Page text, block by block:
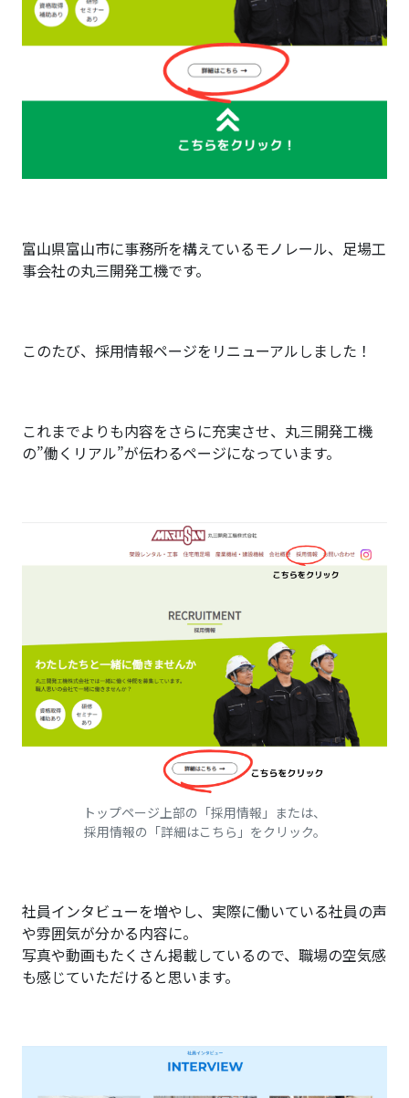
富山県富山市に事務所を構えているモノレール、足場工
事会社の丸三開発工機です。
このたび、採用情報ページをリニューアルしました！
これまでよりも内容をさらに充実させ、丸三開発工機
の”働くリアル”が伝わるページになっています。
トップページ上部の「採用情報」または、
採用情報の「詳細はこちら」をクリック。
社員インタビューを増やし、実際に働いている社員の声
や雰囲気が分かる内容に。
写真や動画もたくさん掲載しているので、職場の空気感
も感じていただけると思います。